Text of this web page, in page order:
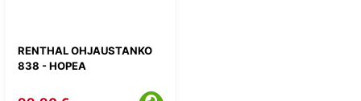
RENTHAL OHJAUSTANKO
838 - HOPEA